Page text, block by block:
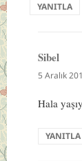
YANITLA
Sibeldedi
ki:
5 Aralık
Hala
YANITLA